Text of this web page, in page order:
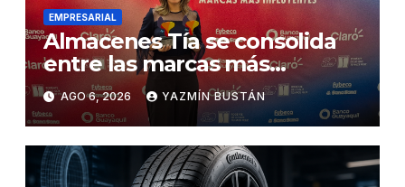
EMPRESARIAL
Almacenes Tía se consolida
entre las marcas más
influyentes del Ecuador
AGO 6, 2026 YAZMÍN BUSTÁN